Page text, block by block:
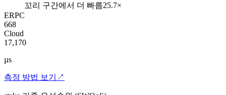
꼬리 구간에서 더 빠름25.7×
ERPC
668
Cloud
17,170
µs
측정 방법 보기 ↗